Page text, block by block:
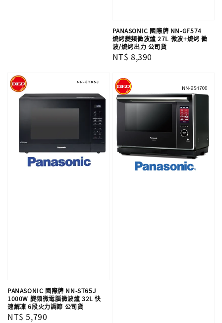
PANASONIC 國際牌 NN-GF574
燒烤變頻微波爐 27L 微波+燒烤 微
波/燒烤出力 公司貨
Regular
NT$ 8,390
PANASONIC 國際牌 NN-ST65J
1000W 變頻微電腦微波爐 32L 快
速解凍 6段火力調節 公司貨
Regular
NT$ 5,790